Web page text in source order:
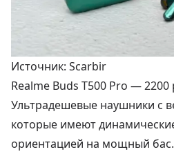
Источник: Scarbir
Realme Buds T500 Pro —2200
Ультрадешевые наушники с
которые имеют
ориентацией на мощный